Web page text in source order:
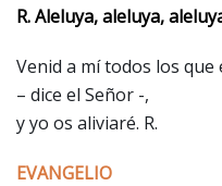
R. Aleluya, aleluya,
Venid a mí todos los
– dice el Señor -,
y yo os aliviaré. R.
EVANGELIO